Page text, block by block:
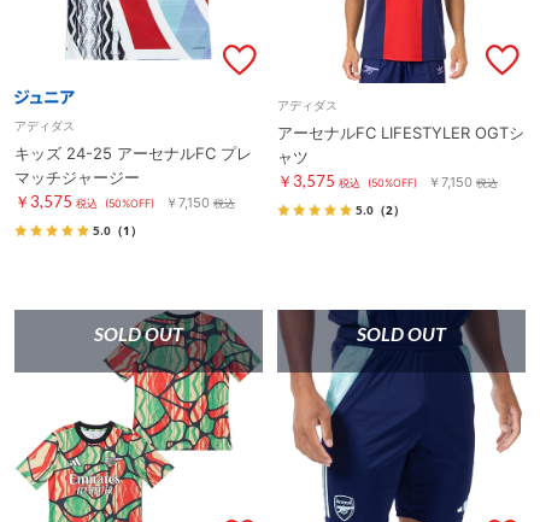
アディダス
キッズ 24-25 アーセナルFC プレ
マッチジャージー
￥3,575 税込 (50%OFF) ￥7,150 税込
5.0 （1）
アディダス
アーセナルFC LIFESTYLER OGTシ
ャツ
￥3,575 税込 (50%OFF) ￥7,150 税込
5.0 （2）
SOLD OUT SOLD OUT